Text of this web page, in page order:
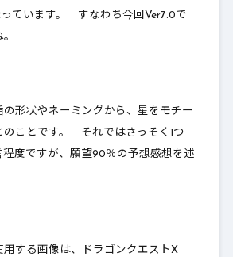
杖：アリエススタッフ
ヘナトライロッド
っています。 すなわち今回Ver7.0で
形状やネーミングから、星をモチー
のことです。 それではさっそく1つ
程度ですが、願望90％の予想感想を述
用する画像は、ドラゴンクエストX